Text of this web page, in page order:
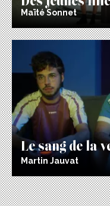
Maïté Sonnet
Le sang de la
Martin Jauvat